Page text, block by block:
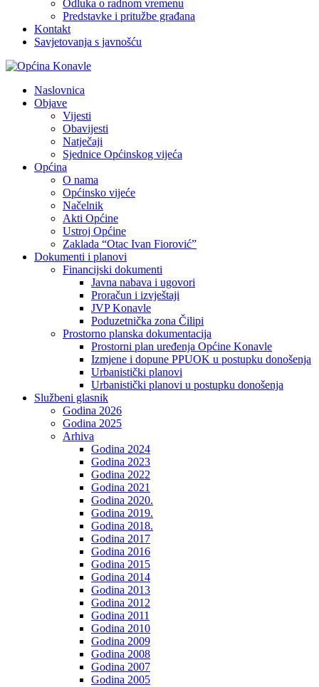
Odluka o radnom vremenu
Predstavke i pritužbe građana
Kontakt
Savjetovanja s javnošću
Naslovnica
Objave
Vijesti
Obavijesti
Natječaji
Sjednice Općinskog vijeća
Općina
O nama
Općinsko vijeće
Načelnik
Akti Općine
Ustroj Općine
Zaklada “Otac Ivan Fiorović”
Dokumenti i planovi
Financijski dokumenti
Javna nabava i ugovori
Proračun i izvještaji
JVP Konavle
Poduzetnička zona Čilipi
Prostorno planska dokumentacija
Prostorni plan uređenja Općine Konavle
Izmjene i dopune PPUOK u postupku donošenja
Urbanistički planovi
Urbanistički planovi u postupku donošenja
Službeni glasnik
Godina 2026
Godina 2025
Arhiva
Godina 2024
Godina 2023
Godina 2022
Godina 2021
Godina 2020.
Godina 2019.
Godina 2018.
Godina 2017
Godina 2016
Godina 2015
Godina 2014
Godina 2013
Godina 2012
Godina 2011
Godina 2010
Godina 2009
Godina 2008
Godina 2007
Godina 2005